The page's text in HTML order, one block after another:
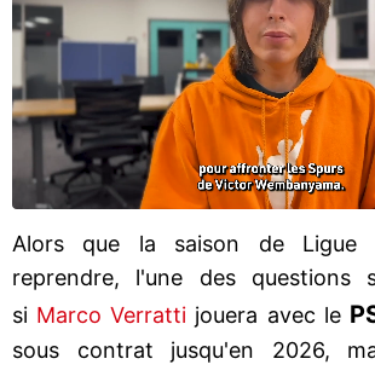
Alors que la saison de Ligue
reprendre, l'une des questions
si Marco Verratti jouera avec le
sous contrat jusqu'en 2026,